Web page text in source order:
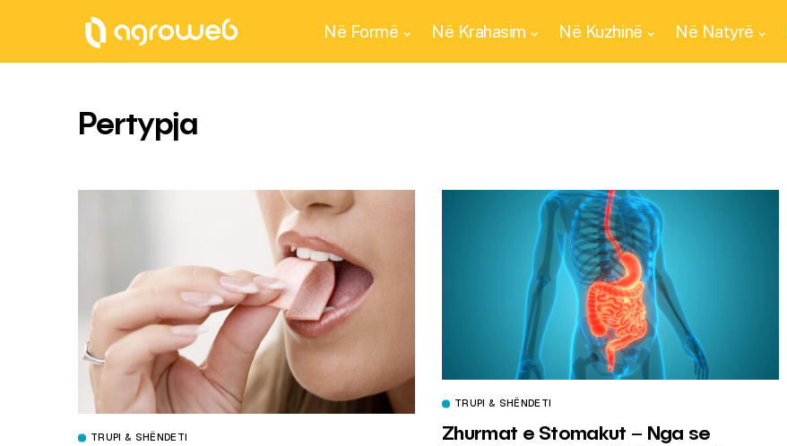
Në Formë Në Krahasim Në Kuzhinë Në Natyrë
Pertypja
TRUPI & SHËNDETI
TRUPI & SHËNDETI
Zhurmat e Stomakut – Nga se